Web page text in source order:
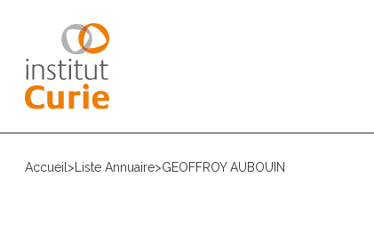
Accueil > Liste Annuaire>GEOFFROY AUBOUIN